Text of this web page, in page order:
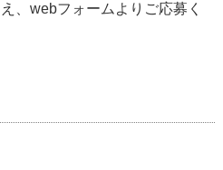
、webフォームよりご応募く